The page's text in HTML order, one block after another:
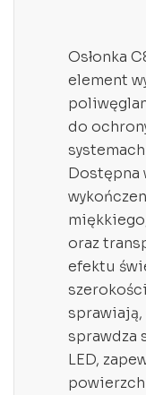
Osłonka
element
do
Dostępna
oraz
efektu
sprawiają,
sprawdza
LED,